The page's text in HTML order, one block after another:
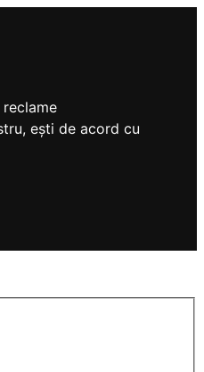
ești de acord cu